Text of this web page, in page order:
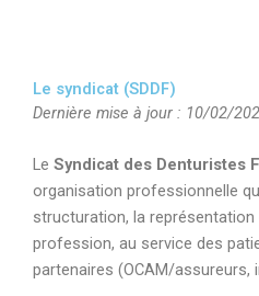
Le syndicat (SDDF)
Dernière mise à jour : 10/02/
Le Syndicat des Denturistes
organisation professionnelle
structuration, la
profession, au service des
partenaires (OCAM/assureurs,